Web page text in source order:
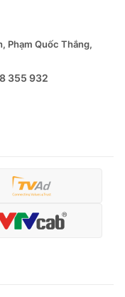
Phạm Quốc Thắng,
355 932